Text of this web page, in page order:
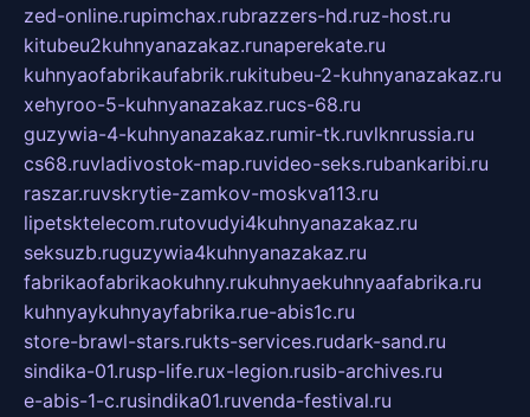
zed-online.rupimchax.rubrazzers-hd.ruz-host.ru
kitubeu2kuhnyanazakaz.runaperekate.ru
kuhnyaofabrikaufabrik.rukitubeu-2-kuhnyanazakaz.ru
xehyroo-5-kuhnyanazakaz.rucs-68.ru
guzywia-4-kuhnyanazakaz.rumir-tk.ruvlknrussia.ru
cs68.ruvladivostok-map.ruvideo-seks.rubankaribi.ru
raszar.ruvskrytie-zamkov-moskva113.ru
lipetsktelecom.rutovudyi4kuhnyanazakaz.ru
seksuzb.ruguzywia4kuhnyanazakaz.ru
fabrikaofabrikaokuhny.rukuhnyaekuhnyaafabrika.ru
kuhnyaykuhnyayfabrika.rue-abis1c.ru
store-brawl-stars.rukts-services.rudark-sand.ru
sindika-01.rusp-life.rux-legion.rusib-archives.ru
e-abis-1-c.rusindika01.ruvenda-festival.ru